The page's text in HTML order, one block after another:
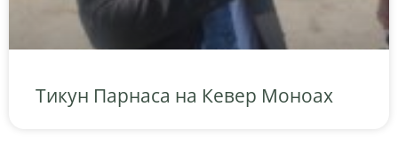
Тикун Парнаса на Кевер Моноах